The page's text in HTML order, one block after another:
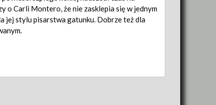
o Carli Montero, że nie zasklepia się w jednym
jej stylu pisarstwa gatunku. Dobrze też dla